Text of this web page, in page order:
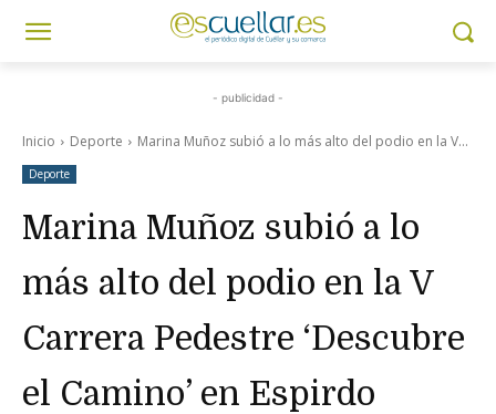
- publicidad -
Inicio Deporte Marina Muñoz subió a lo más alto del podio en la V...
Deporte
Marina Muñoz subió a lo
más alto del podio en la V
Carrera Pedestre ‘Descubre
el Camino’ en Espirdo